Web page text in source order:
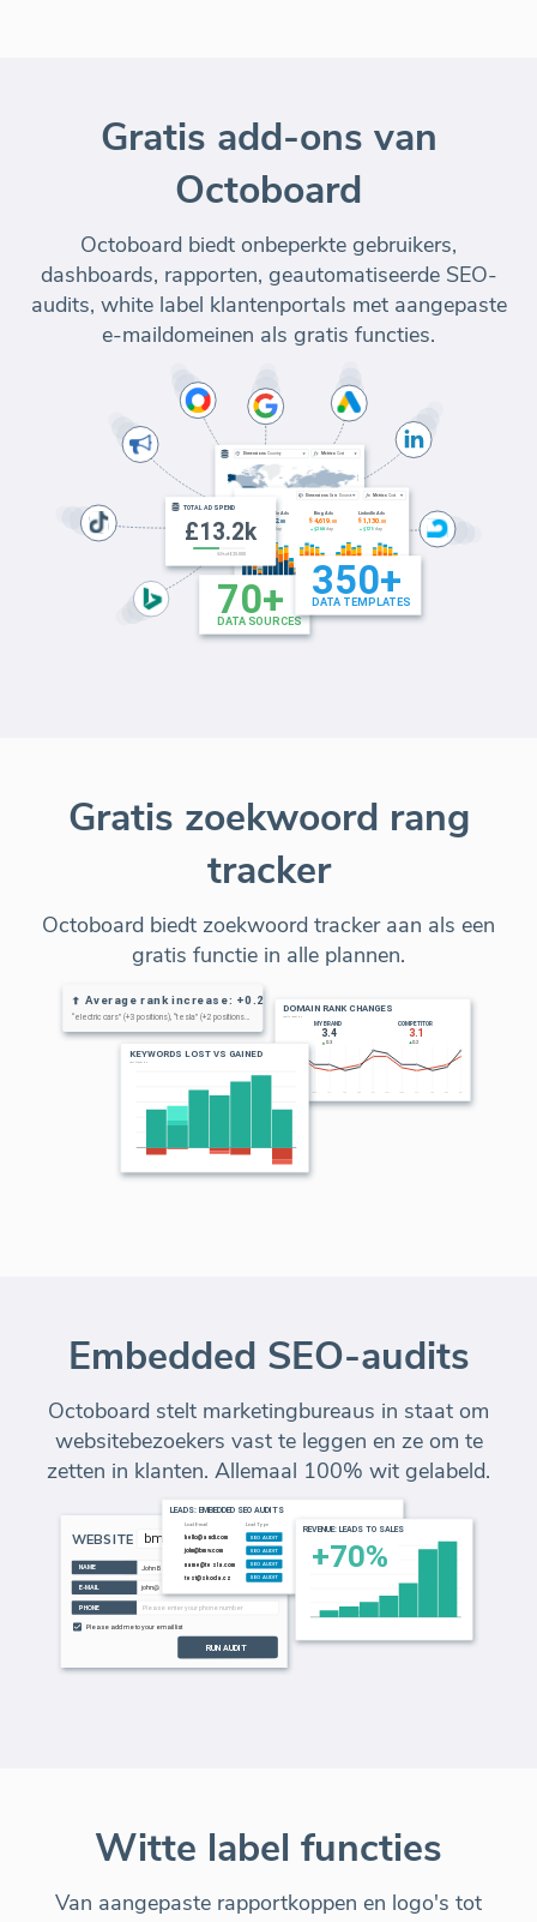
Gratis add-ons van
Octoboard
Octoboard biedt onbeperkte gebruikers,
dashboards, rapporten, geautomatiseerde SEO-
audits, white label klantenportals met aangepaste
e-maildomeinen als gratis functies.
Gratis zoekwoord rang
tracker
Octoboard biedt zoekwoord tracker aan als een
gratis functie in alle plannen.
Embedded SEO-audits
Octoboard stelt marketingbureaus in staat om
websitebezoekers vast te leggen en ze om te
zetten in klanten. Allemaal 100% wit gelabeld.
Witte label functies
Van aangepaste rapportkoppen en logo's tot